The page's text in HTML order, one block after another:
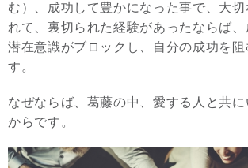
む）、成功して豊かになった事で、大切
れて、裏切られた経験があったならば、
潜在意識がブロックし、自分の成功を阻
す。
なぜならば、葛藤の中、愛する人と共
からです。